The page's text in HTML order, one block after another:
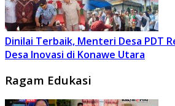
Dinilai Terbaik, Menteri Desa PDT
Desa Inovasi di Konawe Utara
Ragam Edukasi